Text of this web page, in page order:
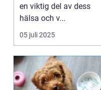
en viktig del av dess
hälsa och v...
05 juli 2025